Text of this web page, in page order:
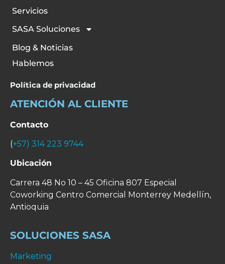
Servicios
SASA Soluciones
Blog & Noticias
Hablemos
Política de privacidad
ATENCIÓN AL CLIENTE
Contacto
(+57) 314 223 9744
Ubicación
Carrera 48 No 10 – 45 Oficina 807 Especial
Coworking Centro Comercial Monterrey Medellín,
Antioquia
SOLUCIONES SASA
Marketing